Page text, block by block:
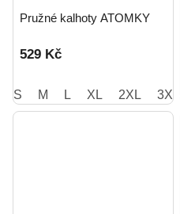
Pružné kalhoty ATOMKY
529 Kč
S M L XL 2XL 3XL